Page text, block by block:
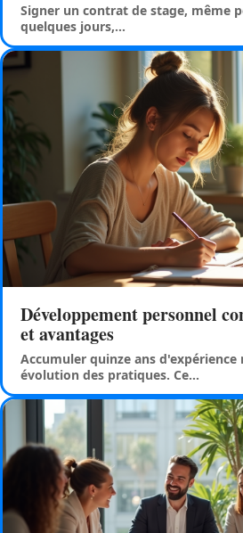
Signer un contrat de stage, même
quelques jours,…
Développement personnel
et avantages
Accumuler quinze ans
évolution des pratiques. Ce…